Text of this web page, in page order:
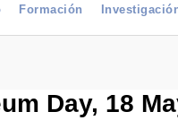
Formación
Day, 18